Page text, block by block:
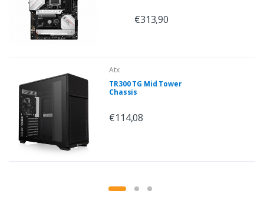
€313,90
Atx
TR300 TG Mid Tower
Chassis
€114,08